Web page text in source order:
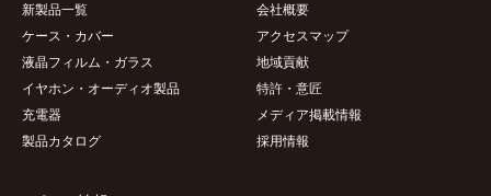
新製品一覧
ケース・カバー
液晶フィルム・ガラス
イヤホン・オーディオ製品
充電器
製品カタログ
会社概要
アクセスマップ
地域貢献
特許・意匠
メディア掲載情報
採用情報